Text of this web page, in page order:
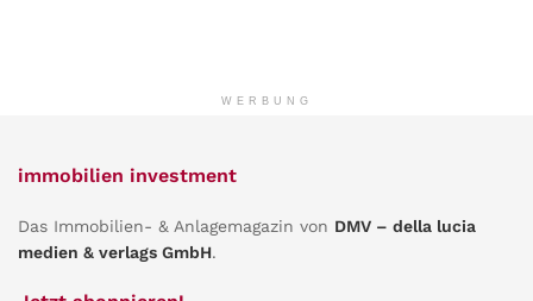
WERBUNG
immobilien investment
Das Immobilien- & Anlagemagazin von DMV – della lucia
medien & verlags GmbH.